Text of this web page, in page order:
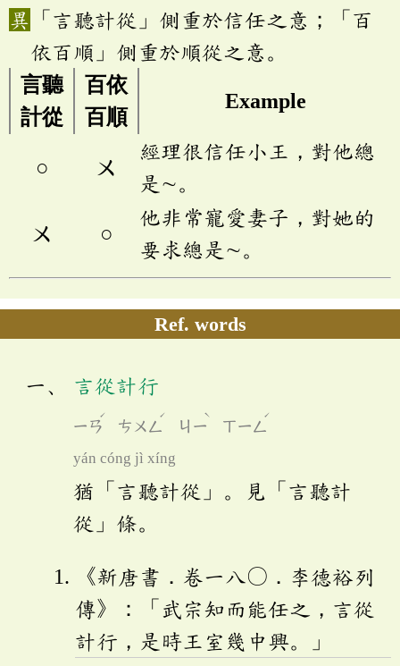
「言聽計從」側重於信任之意；「百
依百順」側重於順從之意。
言聽
計從
百依
百順
Example
○ ㄨ
經理很信任小王，對他總
是∼。
ㄨ ○
他非常寵愛妻子，對她的
要求總是∼。
Ref. words
言從計行
ㄧㄢ
ˊ
ㄘㄨㄥ
ˊ
ㄐㄧ
ˋ
ㄒㄧㄥ
ˊ
yán cóng jì xíng
猶「言聽計從」。見「言聽計
從」條。
《新唐書．卷一八〇．李德裕列
傳》：「武宗知而能任之，言從
計行，是時王室幾中興。」